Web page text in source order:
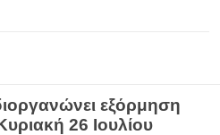
εξόρμηση
26 Ιουλίου